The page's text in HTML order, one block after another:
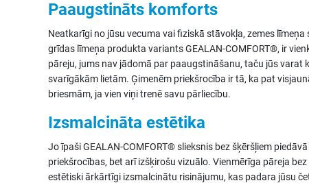
Paaugstināts komforts
Neatkarīgi no jūsu vecuma vai fiziskā stāvokļa, zemes līmeņa
grīdas līmeņa produkta variants GEALAN-COMFORT®, ir
pāreju, jums nav jādomā par paaugstināšanu, taču jūs varat
svarīgākām lietām. Ģimenēm priekšrocība ir tā, ka pat
briesmām, ja vien viņi trenē savu pārliecību.
Izsmalcināta estētika
Jo īpaši GEALAN-COMFORT® slieksnis bez šķēršļiem
priekšrocības, bet arī izšķirošu vizuālo. Vienmērīga pāreja
estētiski ārkārtīgi izsmalcinātu risinājumu, kas padara jūsu